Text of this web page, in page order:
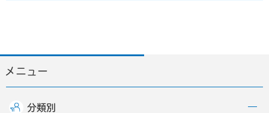
メニュー
分類別